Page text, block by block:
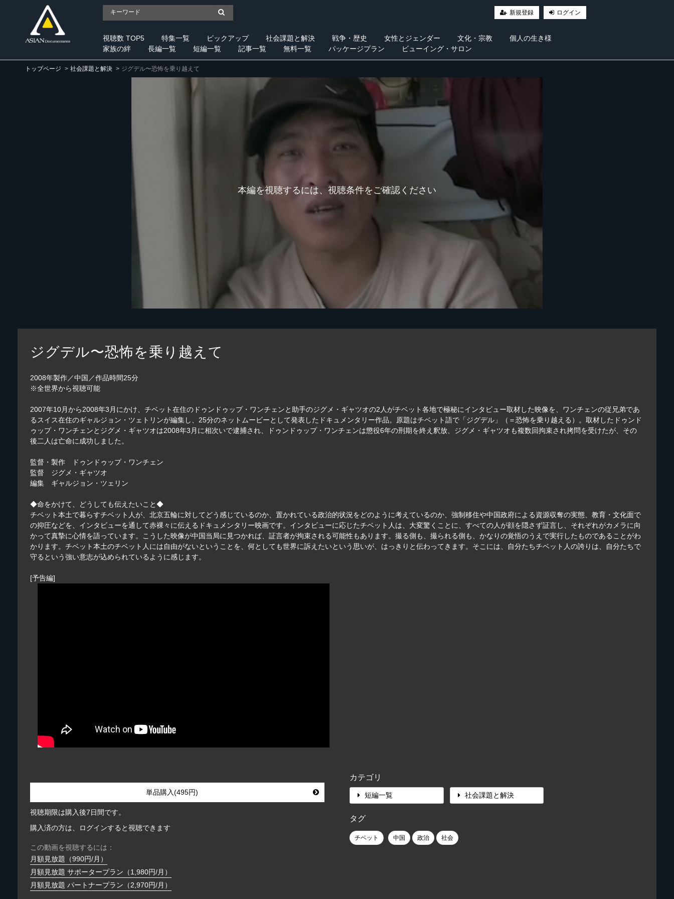
新規登録 ログイン
視聴数 TOP5 特集一覧 ピックアップ 社会課題と解決 戦争・歴史 女性とジェンダー 文化・宗教
個人の生き様
家族の絆
長編一覧 短編一覧 記事一覧 無料一覧 パッケージプラン ビューイング・サロン
トップページ 社会課題と解決 ジグデル〜恐怖を乗り越えて
本編を視聴するには、視聴条件をご確認ください
ジグデル〜恐怖を乗り越えて
2008年製作／中国／作品時間25分
※全世界から視聴可能
2007年10月から2008年3月にかけ、チベット在住のドゥンドゥップ・ワンチェンと助手のジグメ・ギャツオの2人がチベット各地で極秘にインタビュー取材した映像を、ワンチェンの従兄弟であ
るスイス在住のギャルジョン・ツェトリンが編集し、25分のネットムービーとして発表したドキュメンタリー作品。原題はチベット語で「ジグデル」（＝恐怖を乗り越える）。取材したドゥンド
ゥップ・ワンチェンとジグメ・ギャツオは2008年3月に相次いで逮捕され、ドゥンドゥップ・ワンチェンは懲役6年の刑期を終え釈放、ジグメ・ギャツオも複数回拘束され拷問を受けたが、その
後二人は亡命に成功しました。
監督・製作 ドゥンドゥップ・ワンチェン
監督 ジグメ・ギャツオ
編集 ギャルジョン・ツェリン
◆命をかけて、どうしても伝えたいこと◆
チベット本土で暮らすチベット人が、北京五輪に対してどう感じているのか、置かれている政治的状況をどのように考えているのか、強制移住や中国政府による資源収奪の実態、教育・文化面で
の抑圧などを、インタビューを通して赤裸々に伝えるドキュメンタリー映画です。インタビューに応じたチベット人は、大変驚くことに、すべての人が顔を隠さず証言し、それぞれがカメラに向
かって真摯に心情を語っています。こうした映像が中国当局に見つかれば、証言者が拘束される可能性もあります。撮る側も、撮られる側も、かなりの覚悟のうえで実行したものであることがわ
かります。チベット本土のチベット人には自由がないということを、何としても世界に訴えたいという思いが、はっきりと伝わってきます。そこには、自分たちチベット人の誇りは、自分たちで
守るという強い意志が込められているように感じます。
[予告編]
単品購入(495円)
視聴期限は購入後7日間です。
購入済の方は、ログインすると視聴できます
この動画を視聴するには：
月額見放題（990円/月）
月額見放題 サポータープラン（1,980円/月）
月額見放題 パートナープラン（2,970円/月）
カテゴリ
短編一覧 社会課題と解決
タグ
チベット 中国 政治 社会